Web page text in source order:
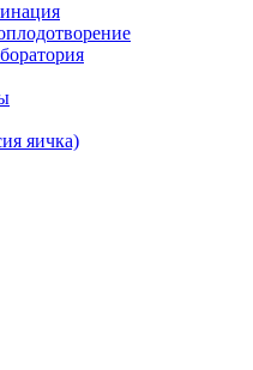
яичка)